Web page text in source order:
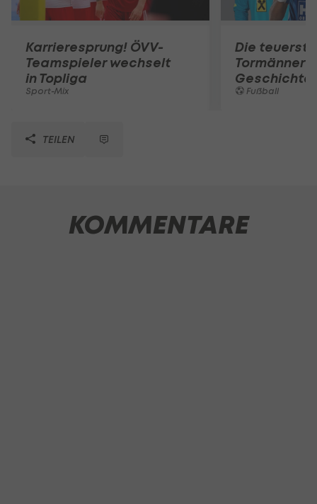
Karrieresprung! ÖVV-
Teamspieler wechselt
in Topliga
Sport-Mix
Die
Tormänner
Geschichte
Fußball
TEILEN
KOMMENTARE